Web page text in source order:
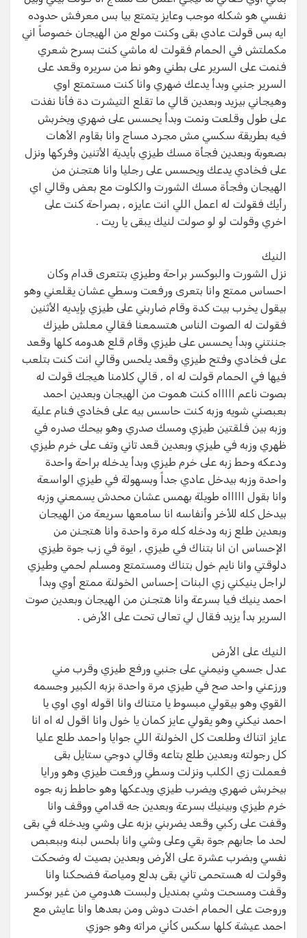
نفسي هو شكله موجب وعايز يتمتع بيا بس معرفش حدوده
ايه بس قولت عادي بقى وكنت مولع من الهيجان خصوصاً اني
مكملتش في الحمام فقولت له ماشي كنت بسرح شعري
فنمت على السرير على بطني وهو نط من سريره وقعد على
السرير جنبي وبدأ يدعك ضهري وانا كنت مستمتع اوي
وهيجاني بيزيد وبعدين قالي ما تقلع التيشرت دة فأنا نفذت
على طول وقلعت ونمت وبدأ يحسس على ضهري ويخربش
فيه بطريقة سكسي مش مجرد مساج وانا بقاوم الأهات
بصعوبة وبعدين فجأة مسك طيزي بأيدية الأتنين وفركها ونزل
على فخادي يدعك ويحسس على رجليا وانا هتجنن من
الهيجان وفجأة مسك الشورت والكلوت مع بعض وقالي اي
رأيك فقولت له اعمل اللي انت عايزه , بصراحة كنت على
اخري وقولت لو لو صولت لنيك يبقى يا ريت .
النيك
نزل الشورت والبوكسر براحة وطيزي بتتعرى قدام وكان
احساس ممتع وانا بتعرى ورفعت وسطي عشان يقلعني وهو
بيقول يخرب بيت كدة وقام ضاربني على طيزي بإيديه الأثنين
فقولت له الصوت الناس هتسمعنا فقالي معلش طيزك
جننتني وبدأ يحسس على طيزي وقام قلع هدومه كلها وقعد
على فخادي وفتح طيزي وقعد يلحس وقالي انت كنت بتلعب
فيها في الحمام قولت له اه , قالي كلامنا هيجك قولت له
بصوت ناعم اااااه كنت هموت من الهيجان وبعدين احمد
بعبصني شويه وزبه كنت حاسس بيه على فخادي فنام علية
وزبه بين فلقتين طيزي ومسك صدري وهو بيحك صدره في
ظهري وزبه في طيزي وبعدين قعد تاني وتف على خرم طيزي
ودعكه وحط زبه على خرم طيزي وبدأ يدخله براحة واحدة
واحدة وزبه بيدخل عادي جداً وبسهولة في طيزي الواسعة
وانا بقول اااااه طويلة بهمس عشان محدش يسمعني وزبه
بيدخل كله للأخر وأنفاسه انا سامعها سريعة من الهيجان
وبعدين طلع زبه ودخله كله مرة واحدة وانا هتجنن من
الإحساس ان انا بتناك في طيزي , ايوة في زب جوة طيزي
دلوقتي وانا نايم خول بتناك ومستمتع ومسلم لحمي وطيزي
لراجل ينيكني زي البنات إحساس الخولنة ممتع أوي وبدأ
احمد ينيك فيا بسرعة وانا هتجنن من الهيجان وبعدين صوت
السرير بدأ يزيد فقال لي تعالى تحت على الأرض .
النيك على الأرض
عدل جسمي ونيمني على جنبي ورفع طيزي وقرب مني
ورزعني واحد صح في طيزي مرة واحدة بزبه الكبير وجسمه
القوي وهو بيقولي مبسوط يا متناك وانا اقوله اوي اوي يا
احمد نيكني وهو يقولي عايز كمان يا خول وانا اقول له اه انا
عايز اتناك وطلعت كل الخولنة اللي جوايا واحمد طلع عليا
كل رجولته وبعدين طلع بتاعه وقالي دوجي ستايل بقى
فعملت زي الكلب ونزلت وسطي ورفعت طيزي وهو ورايا
بيخربش ضهري ويضرب طيزي ويدعكها وهو حاطط زبه جوه
خرم طيزي وبينيك بسرعة وبعدين جه قدامي ووقف وانا
وقفت على ركبي وقعد يضربني بزبه على وشي ويدخله في بقى
لحد ما جابهم جوة بقي وعلى وشي وانا بلحس لبنه وببعبص
نفسي وبضرب عشرة على الأرض وبعدين بصيت له وضحكت
وقولت له هستحمى تاني بقى بدلع ومياصة فضحكنا وانا
وقفت ومسحت وشي بمنديل ولبست هدومي من غير بوكسر
وروجت على الحمام اخدت دوش ومن بعدها وانا عايش مع
احمد عيشة كلها سكس كأني مراته وهو جوزي